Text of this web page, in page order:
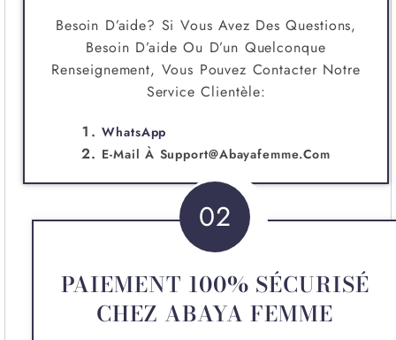
Besoin D’aide? Si Vous Avez Des Questions,
Besoin D’aide Ou D’un Quelconque
Renseignement, Vous Pouvez Contacter Notre
Service Clientèle:
WhatsApp
E-Mail À Support@abayafemme.com
02
PAIEMENT 100% SÉCURISÉ
CHEZ ABAYA FEMME